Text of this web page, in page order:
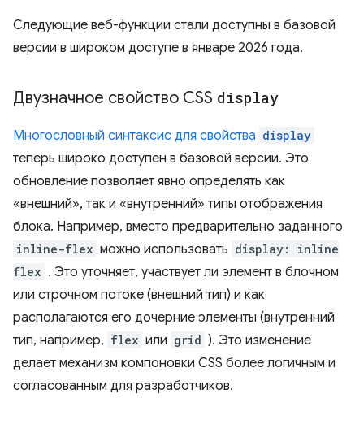
Следующие веб-функции стали доступны в базовой
версии в широком доступе в январе 2026 года.
Двузначное свойство CSS display
Многословный синтаксис для свойства display
теперь широко доступен в базовой версии. Это
обновление позволяет явно определять как
«внешний», так и «внутренний» типы отображения
блока. Например, вместо предварительно заданного
inline-flex можно использовать display: inline
flex . Это уточняет, участвует ли элемент в блочном
или строчном потоке (внешний тип) и как
располагаются его дочерние элементы (внутренний
тип, например, flex или grid ). Это изменение
делает механизм компоновки CSS более логичным и
согласованным для разработчиков.